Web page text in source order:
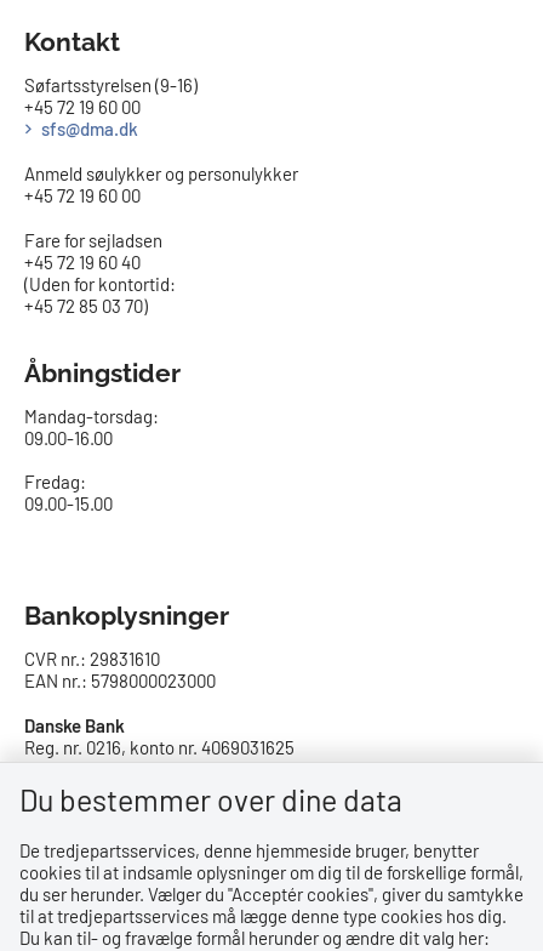
Kontakt
Søfartsstyrelsen (9-16)
+45 72 19 60 00
sfs@dma.dk
Anmeld søulykker og personulykker
+45 72 19 60 00
Fare for sejladsen
+45 72 19 60 40
(Uden for kontortid:
+45 72 85 03 70)
Åbningstider
Mandag-torsdag:
09.00-16.00​
Fredag:
09.00-15.00
Bankoplysninger
CVR nr.: 29831610
EAN nr.: 5798000023000
Danske Bank
Reg. nr. 0216, konto nr. 4069031625
IBAN: DK8402164069031625
SWIFT: DABADKKK
Privatlivspolitik
Privatlivspolitik
Tilgængelighedserklæring
Du bestemmer over dine data
De tredjepartsservices, denne hjemmeside bruger, benytter
cookies til at indsamle oplysninger om dig til de forskellige formål,
du ser herunder. Vælger du ''Acceptér cookies'', giver du samtykke
til at tredjepartsservices må lægge denne type cookies hos dig.
Du kan til- og fravælge formål herunder og ændre dit valg her: